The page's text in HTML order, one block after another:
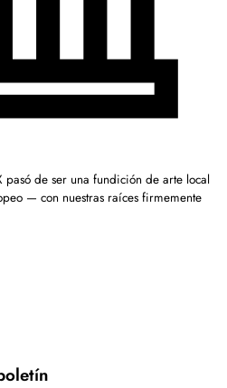
pasó de ser una fundición de arte local
— con nuestras raíces firmemente